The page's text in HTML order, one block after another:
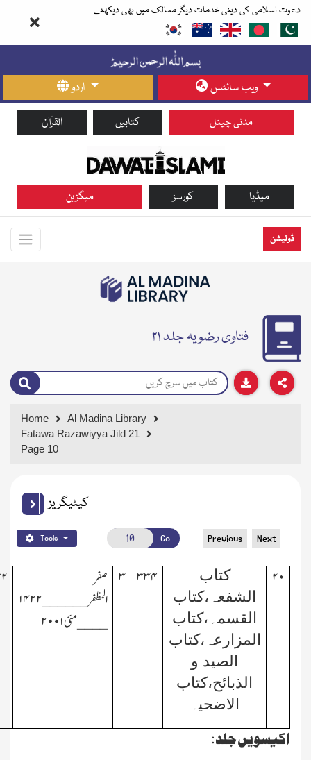
دعوت اسلامی کی دینی خدمات دیگر ممالک میں بھی دیکھئے
اردو ویب سائٹس
القرآن کتابیں مدنی چینل
میگزین کورسز میڈیا
ڈونیشن
فتاوی رضویہ جلد ۲۱
Home
Al Madina Library
Fatawa Razawiyya Jild 21
Page 10
کیٹیگریز
Tools Go Previous Next
۲۰
کتاب
الشفعہ،کتاب
القسمہ،کتاب
المزارعہ،کتاب
الصید و
الذبائح،کتاب
الاضحیہ
۳۳۴ ۳ صفر
المظفر______۱۴۲۲
____مئی ۲۰۰۱
اکیسویں جلد: